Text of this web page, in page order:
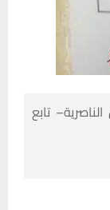
تابع